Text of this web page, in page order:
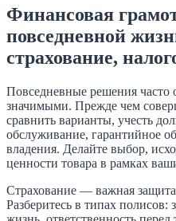
Финансовая
повседневной
страхование,
Повседневные решения часто
значимыми. Прежде чем
сравнить варианты, учесть
обслуживание, гарантийное
владения. Делайте выбор,
ценности товара в рамках
Страхование — важная
Разберитесь в типах полисов: